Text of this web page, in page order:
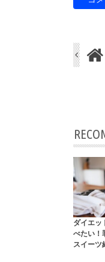
ダイエッ
べたい！
スイーツ